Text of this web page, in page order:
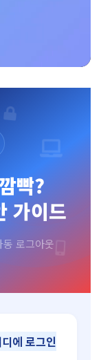
빡?
가이드
동 로그아웃
에 로그인